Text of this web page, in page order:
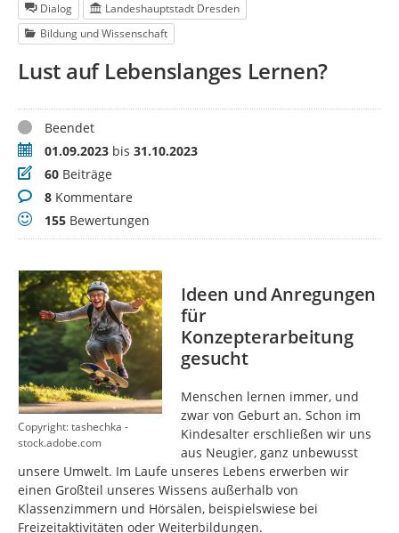
Dialog
Landeshauptstadt Dresden
Bildung und Wissenschaft
Lust auf Lebenslanges Lernen?
StatusBeendet
Zeitraum01.09.2023 bis 31.10.2023
Beiträge
60 Beiträge
Kommentare
8 Kommentare
Bewertungen
155 Bewertungen
Copyright: tashechka -
stock.adobe.com
Ideen und Anregungen
für
Konzepterarbeitung
gesucht
Menschen lernen immer, und
zwar von Geburt an. Schon im
Kindesalter erschließen wir uns
aus Neugier, ganz unbewusst
unsere Umwelt. Im Laufe unseres Lebens erwerben wir
einen Großteil unseres Wissens außerhalb von
Klassenzimmern und Hörsälen, beispielswiese bei
Freizeitaktivitäten oder Weiterbildungen.